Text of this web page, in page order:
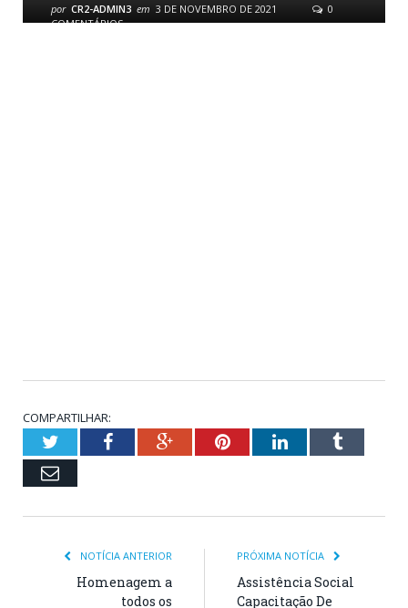
por CR2-ADMIN3 em 3 DE NOVEMBRO DE 2021
0
COMENTÁRIOS
COMPARTILHAR:
TwitterFacebookGoogle+PinterestLinkedInTumblr
Email
NOTÍCIA ANTERIOR
Homenagem a
todos os
PRÓXIMA NOTÍCIA
Assistência Social
Capacitação De